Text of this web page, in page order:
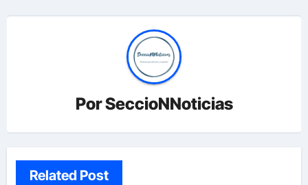
PorSeccioNNoticias
Related Post